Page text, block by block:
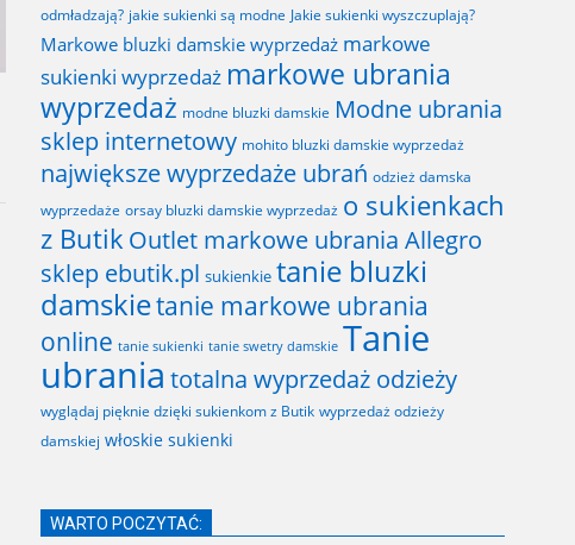
odmładzają? jakie sukienki są modne Jakie sukienki wyszczuplają?
Markowe bluzki damskie wyprzedaż markowe
sukienki wyprzedaż markowe ubrania
wyprzedaż modne bluzki damskie Modne ubrania
sklep internetowy mohito bluzki damskie wyprzedaż
największe wyprzedaże ubrań odzież damska
wyprzedaże orsay bluzki damskie wyprzedaż o sukienkach
z Butik Outlet markowe ubrania Allegro
sklep ebutik.pl sukienkie tanie bluzki
damskietanie markowe ubrania
online tanie sukienki tanie swetry damskie Tanie
ubrania totalna wyprzedaż odzieży
wyglądaj pięknie dzięki sukienkom z Butik wyprzedaż odzieży
damskiej włoskie sukienki
WARTO POCZYTAĆ: